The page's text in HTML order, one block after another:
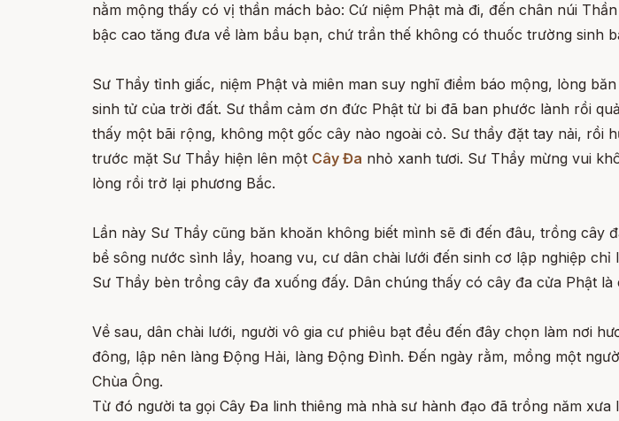
nằm mộng thấy có vị thần mách bảo: Cứ niệm Phật mà đi, đến chân núi
bậc cao tăng đưa về làm bầu bạn, chứ trần thế không có thuốc trường sinh
Sư Thầy tỉnh giấc, niệm Phật và miên man suy nghĩ điềm báo mộng, lòng
sinh tử của trời đất. Sư thầm cảm ơn đức Phật từ bi đã ban phước lành rồi
thấy một bãi rộng, không một gốc cây nào ngoài cỏ. Sư thầy đặt tay nải, rồi
trước mặt Sư Thầy hiện lên một Cây Đa nhỏ xanh tươi. Sư Thầy mừng vui
lòng rồi trở lại phương Bắc.
Lần này Sư Thầy cũng băn khoăn không biết mình sẽ đi đến đâu, trồng cây
bề sông nước sình lầy, hoang vu, cư dân chài lưới đến sinh cơ lập nghiệp
Sư Thầy bèn trồng cây đa xuống đấy. Dân chúng thấy có cây đa cửa Phật là
Về sau, dân chài lưới, người vô gia cư phiêu bạt đều đến đây chọn làm nơi
đông, lập nên làng Động Hải, làng Động Đình. Đến ngày rằm, mồng một
Chùa Ông.
Từ đó người ta gọi Cây Đa linh thiêng mà nhà sư hành đạo đã trồng năm